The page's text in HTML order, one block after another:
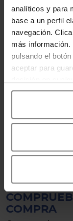
analíticos y para
base a un perfil
navegación.
más
pulsando el
aceptar para
COMPRA